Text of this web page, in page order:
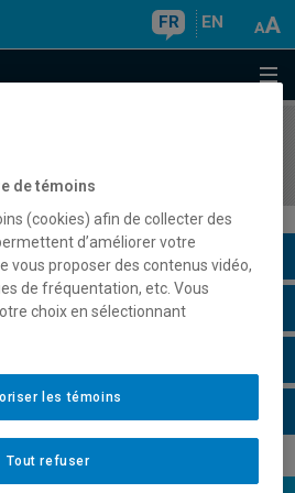
FR EN
de témoins
(cookies) afin de collecter des
d’améliorer votre
vous proposer des contenus vidéo,
de fréquentation, etc. Vous
choix en sélectionnant
Tout refuser
les témoins